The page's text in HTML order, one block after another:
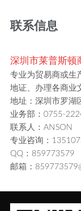
联系信息
深圳市莱普斯顿
专业为贸易商或生
地证、办理各商业
地址：深圳市罗湖
业务部：0755-
联系人：ANSON
专业咨询：
QQ：859773579
邮箱：